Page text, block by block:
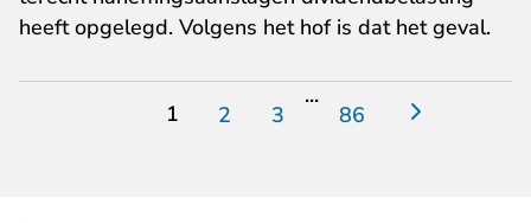
heeft opgelegd. Volgens het hof is dat het geval.
1 2 3
...
86